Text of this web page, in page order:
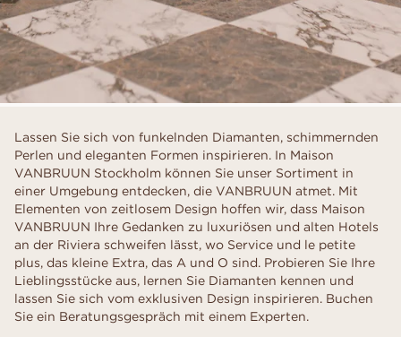
Lassen Sie sich von funkelnden Diamanten, schimmernden
Perlen und eleganten Formen inspirieren. In Maison
VANBRUUN Stockholm können Sie unser Sortiment in
einer Umgebung entdecken, die VANBRUUN atmet. Mit
Elementen von zeitlosem Design hoffen wir, dass Maison
VANBRUUN Ihre Gedanken zu luxuriösen und alten Hotels
an der Riviera schweifen lässt, wo Service und le petite
plus, das kleine Extra, das A und O sind. Probieren Sie Ihre
Lieblingsstücke aus, lernen Sie Diamanten kennen und
lassen Sie sich vom exklusiven Design inspirieren. Buchen
Sie ein Beratungsgespräch mit einem Experten.